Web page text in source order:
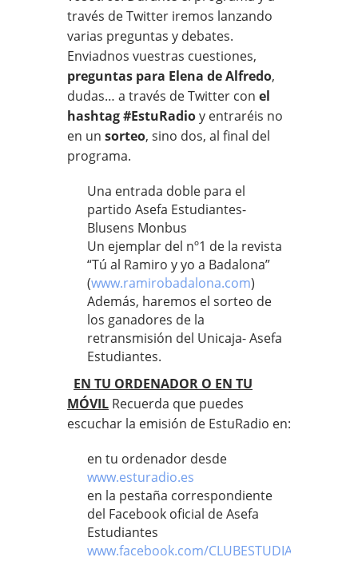
través de Twitter iremos lanzando
varias preguntas y debates.
Enviadnos vuestras cuestiones,
preguntas para Elena de Alfredo,
dudas… a través de Twitter con el
hashtag #EstuRadioy entraréis no
en un sorteo, sino dos, al final del
programa.
Una entrada doble para el
partido Asefa Estudiantes-
Blusens Monbus
Un ejemplar del nº1 de la revista
“Tú al Ramiro y yo a Badalona”
(www.ramirobadalona.com)
Además, haremos el sorteo de
los ganadores de la
retransmisión del Unicaja- Asefa
Estudiantes.
EN TU ORDENADOR O EN TU
MÓVIL Recuerda que puedes
escuchar la emisión de EstuRadio en:
en tu ordenador desde
www.esturadio.es
en la pestaña correspondiente
del Facebook oficial de Asefa
Estudiantes
www.facebook.com/CLUBESTUDIANTES